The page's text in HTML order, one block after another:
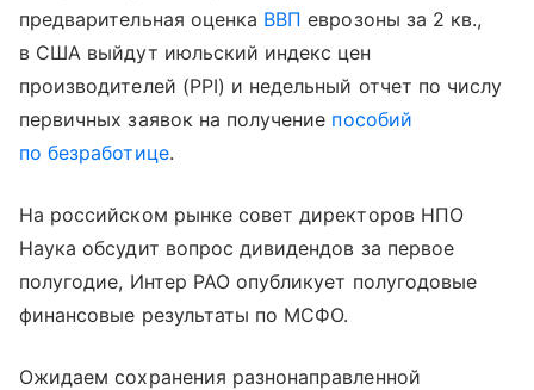
предварительная оценка ВВП еврозоны за 2 кв.,
в США выйдут июльский индекс цен
производителей (PPI) и недельный отчет по числу
первичных заявок на получение пособий
по безработице.
На российском рынке совет директоров НПО
Наука обсудит вопрос дивидендов за первое
полугодие, Интер РАО опубликует полугодовые
финансовые результаты по МСФО.
Ожидаем сохранения разнонаправленной